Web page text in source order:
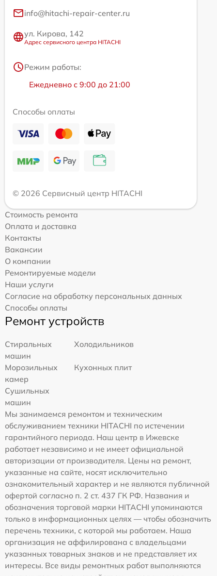
info@hitachi-repair-center.ru
ул. Кирова, 142
Адрес сервисного центра HITACHI
Режим работы:
Ежедневно с 9:00 до 21:00
Способы оплаты
© 2026 Сервисный центр HITACHI
Стоимость ремонта
Оплата и доставка
Контакты
Вакансии
О компании
Ремонтируемые модели
Наши услуги
Согласие на обработку персональных данных
Способы оплаты
Ремонт устройств
Стиральных
машин
Холодильников
Морозильных
камер
Кухонных плит
Сушильных
машин
Мы занимаемся ремонтом и техническим
обслуживанием техники HITACHI по истечении
гарантийного периода. Наш центр в Ижевске
работает независимо и не имеет официальной
авторизации от производителя. Цены на ремонт,
указанные на сайте, носят исключительно
ознакомительный характер и не являются публичной
офертой согласно п. 2 ст. 437 ГК РФ. Названия и
обозначения торговой марки HITACHI упоминаются
только в информационных целях — чтобы обозначить
перечень техники, с которой мы работаем. Наша
организация не аффилирована с владельцами
указанных товарных знаков и не представляет их
интересы. Все виды ремонтных работ выполняются